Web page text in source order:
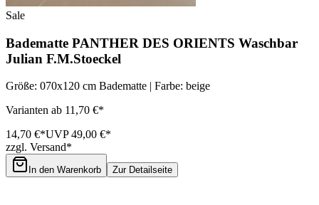
Sale
Badematte PANTHER DES ORIENTS Waschbar
Julian F.M.Stoeckel
Größe: 070x120 cm Badematte | Farbe: beige
Varianten ab 11,70 €*
14,70 €*UVP 49,00 €*
zzgl. Versand*
In den Warenkorb Zur Detailseite